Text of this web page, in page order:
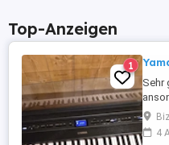
Top-Anzeigen
1
Sehr
4